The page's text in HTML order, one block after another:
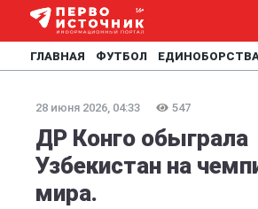
ГЛАВНАЯ ФУТБОЛ
28 июня 2026, 04:33 547
ДР Конго обыграла
Узбекистан на
мира.